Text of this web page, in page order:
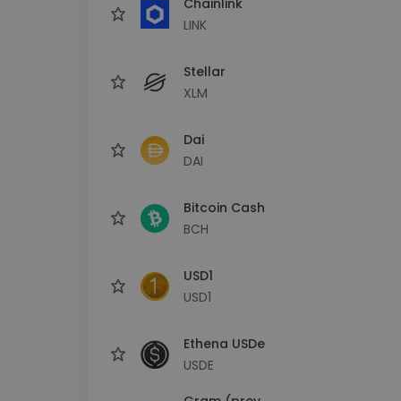
LINK
Stellar
XLM
Dai
DAI
Bitcoin Cash
BCH
USD1
USD1
Ethena USDe
USDE